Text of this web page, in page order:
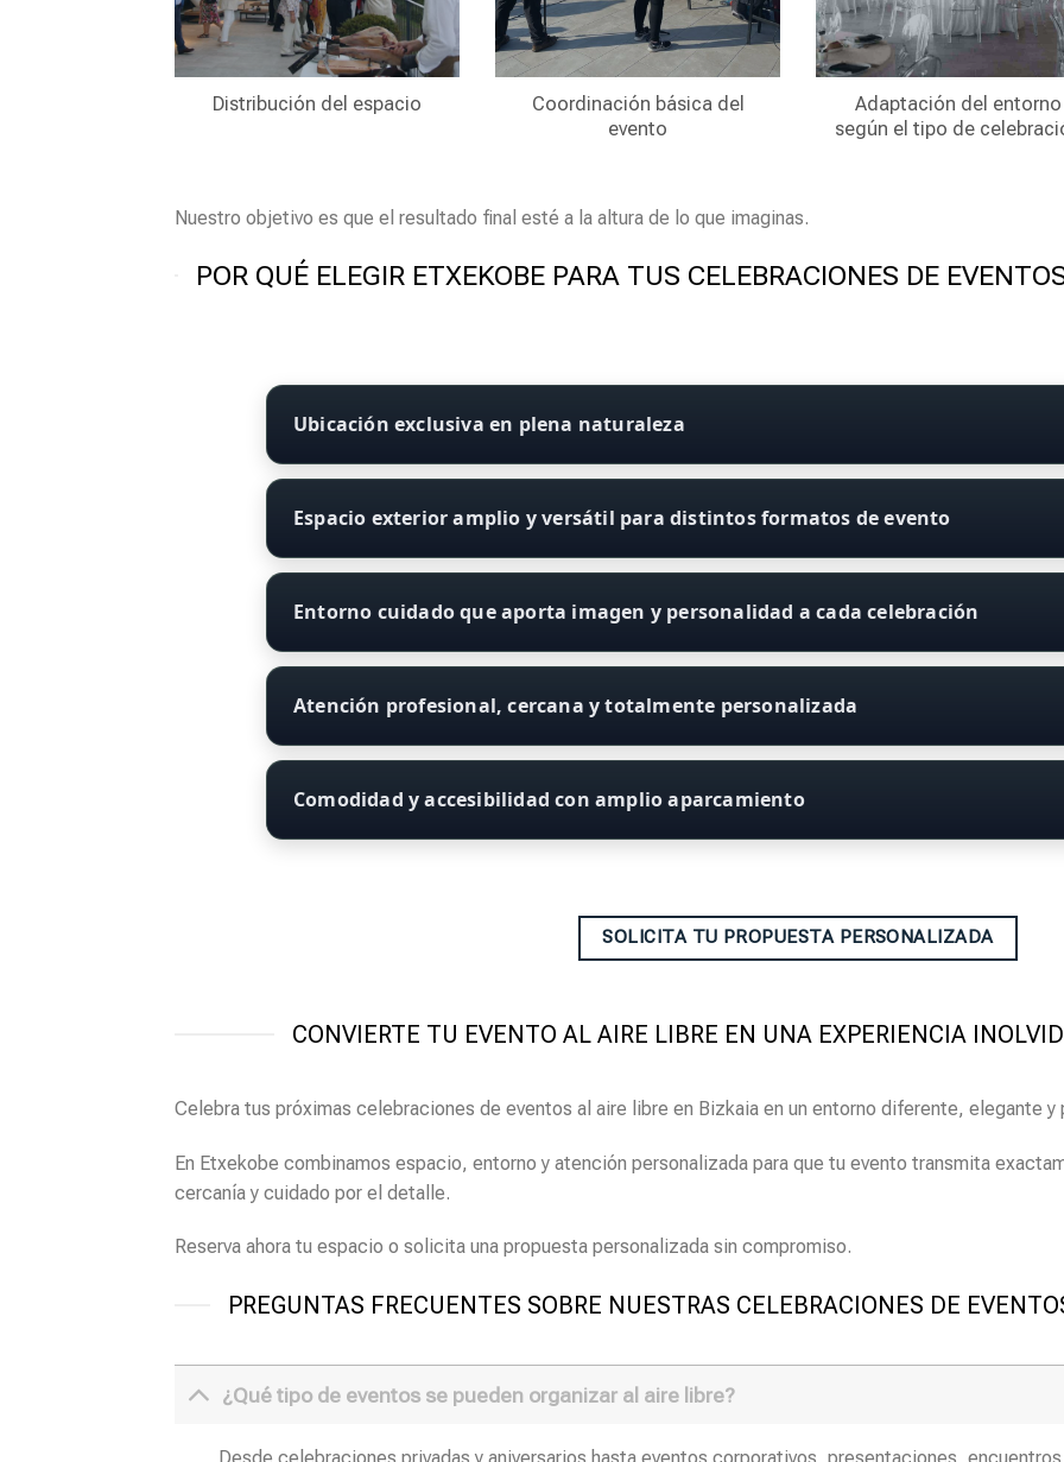
Distribución del espacio
Coordinación básica del
evento
Adaptación del entorno
según el tipo de
Nuestro objetivo es que el resultado final esté a la altura de lo que imaginas.
POR QUÉ ELEGIR ETXEKOBE PARA TUS CELEBRACIONES DE
Ubicación exclusiva en plena naturaleza
Espacio exterior amplio y versátil para distintos formatos de evento
Entorno cuidado que aporta imagen y personalidad a cada celebración
Atención profesional, cercana y totalmente personalizada
Comodidad y accesibilidad con amplio aparcamiento
SOLICITA TU PROPUESTA PERSONALIZADA
CONVIERTE TU EVENTO AL AIRE LIBRE EN UNA EXPERIENCIA
Celebra tus próximas celebraciones de eventos al aire libre en Bizkaia en un entorno diferente, elegante y
En Etxekobe combinamos espacio, entorno y atención personalizada para que tu evento transmita
cercanía y cuidado por el detalle.
Reserva ahora tu espacio o solicita una propuesta personalizada sin compromiso.
PREGUNTAS FRECUENTES SOBRE NUESTRAS CELEBRACIONES DE
¿Qué tipo de eventos se pueden organizar al aire libre?